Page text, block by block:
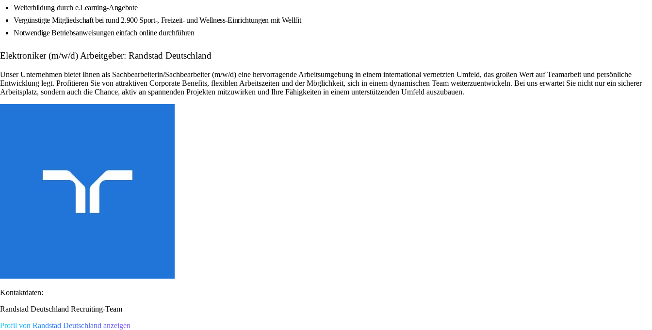
Weiterbildung durch e.Learning-Angebote
Vergünstigte Mitgliedschaft bei rund 2.900 Sport-, Freizeit- und Wellness-Einrichtungen mit Wellfit
Notwendige Betriebsanweisungen einfach online durchführen
Elektroniker (m/w/d) Arbeitgeber: Randstad Deutschland
Unser Unternehmen bietet Ihnen als Sachbearbeiterin/Sachbearbeiter (m/w/d) eine hervorragende Arbeitsumgebung in einem international vernetzten Umfeld, das großen Wert auf Teamarbeit und persönliche
Entwicklung legt. Profitieren Sie von attraktiven Corporate Benefits, flexiblen Arbeitszeiten und der Möglichkeit, sich in einem dynamischen Team weiterzuentwickeln. Bei uns erwartet Sie nicht nur ein sicherer
Arbeitsplatz, sondern auch die Chance, aktiv an spannenden Projekten mitzuwirken und Ihre Fähigkeiten in einem unterstützenden Umfeld auszubauen.
Kontaktdaten:
Randstad Deutschland Recruiting-Team
Profil von Randstad Deutschland anzeigen